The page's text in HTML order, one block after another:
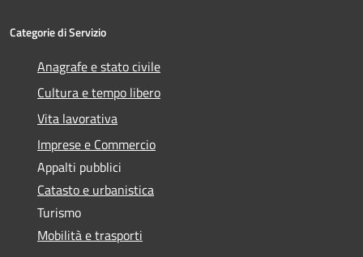
Categorie di Servizio
Anagrafe e stato civile
Cultura e tempo libero
Vita lavorativa
Imprese e Commercio
Appalti pubblici
Catasto e urbanistica
Turismo
Mobilità e trasporti